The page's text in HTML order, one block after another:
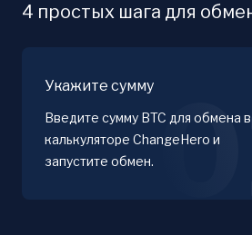
4 простых шага для
Укажите сумму
Введите сумму BTC для обмена в
калькуляторе ChangeHero и
запустите обмен.